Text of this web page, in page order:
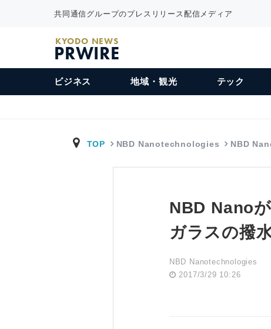
共同通信グループのプレスリリース配信メディア
KYODO NEWS
PRWIRE
ビジネス 地域・観光 テック
TOP NBD Nanotechnologies NBD
NBD Nano
ガラスの撥
NBD Nanotechnologies
2017/3/29 10:26